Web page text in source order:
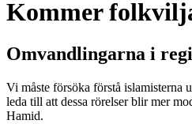
Kommer
Omvandlingarna i
Vi måste försöka förstå islamisterna
leda till att dessa rörelser blir mer
Hamid.